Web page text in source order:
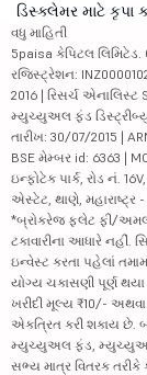
ડિસ્ક્લેમર માટે કૃપા
વધુ માહિતી
5paisa કેપિટલ લિમિટેડ.
રજિસ્ટ્રેશન:
2016 | રિસર્ચ એનાલિસ્ટ
મ્યુચ્યુઅલ ફંડ
તારીખ: 30/07/2015 |
BSE મેમ્બર id: 6363 |
ઇન્ફોટેક પાર્ક, રોડ નં.
એસ્ટેટ, થાણે, મહારાષ્ટ્ર
*બ્રોકરેજ ફ્લેટ ફી/
ટકાવારીના આધારે નહીં.
ઇન્વેસ્ટ કરતા પહેલાં
યોગ્ય ચકાસણી પૂર્ણ
ખરીદી મૂલ્ય ₹10/-
એકત્રિત કરી શકાય છે.
મ્યુચ્યુઅલ ફંડ,
સભ્ય માત્ર વિતરક તરીકે